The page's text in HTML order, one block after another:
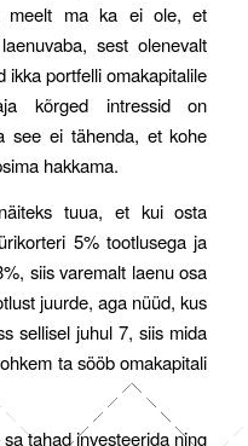
meelt ma ka ei ole, et
sest olenevalt
ikka portfelli omakapitalile
kõrged intressid on
see ei tähenda, et kohe
hakkama.
tuua, et kui osta
5% tootlusega ja
siis varemalt laenu osa
juurde, aga nüüd, kus
sellisel juhul 7, siis mida
ta sööb omakapitali
tahad investeerida ning